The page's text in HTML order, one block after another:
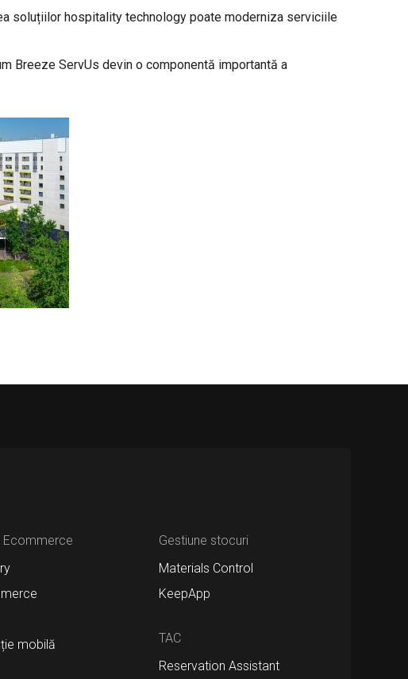
soluțiilor hospitality technology poate moderniza serviciile
Breeze ServUs devin o componentă importantă a
Ecommerce
mobilă
Gestiune stocuri
Materials Control
KeepApp
TAC
Reservation Assistant